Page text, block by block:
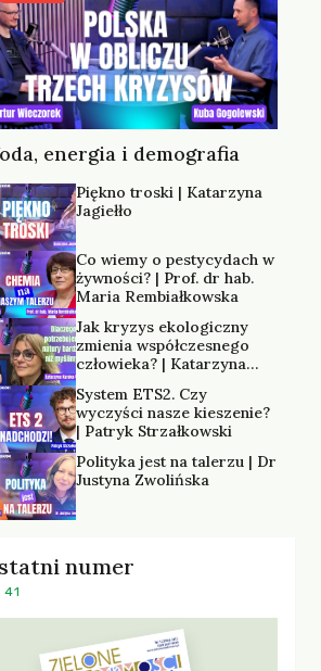
energia i demografia
Piękno troski | Katarzyna
Jagiełło
Co wiemy o pestycydach w
żywności? | Prof. dr hab.
Maria Rembiałkowska
Jak kryzys ekologiczny
zmienia współczesnego
człowieka? | Katarzyna
System ETS2. Czy
wyczyści nasze kieszenie?
| Patryk Strzałkowski
Polityka jest na talerzu | Dr
Justyna Zwolińska
numer
41